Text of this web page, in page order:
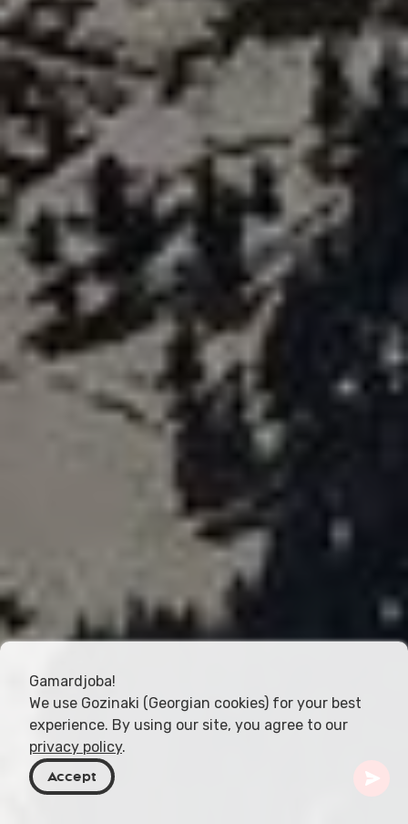
Gamardjoba!
We use Gozinaki (Georgian cookies) for your best
experience. By using our site, you agree to our
privacy policy.
Accept